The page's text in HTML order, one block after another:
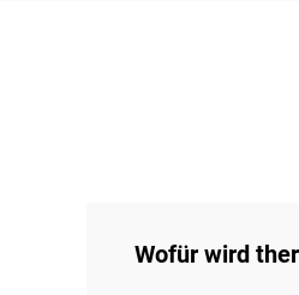
Wofür wird